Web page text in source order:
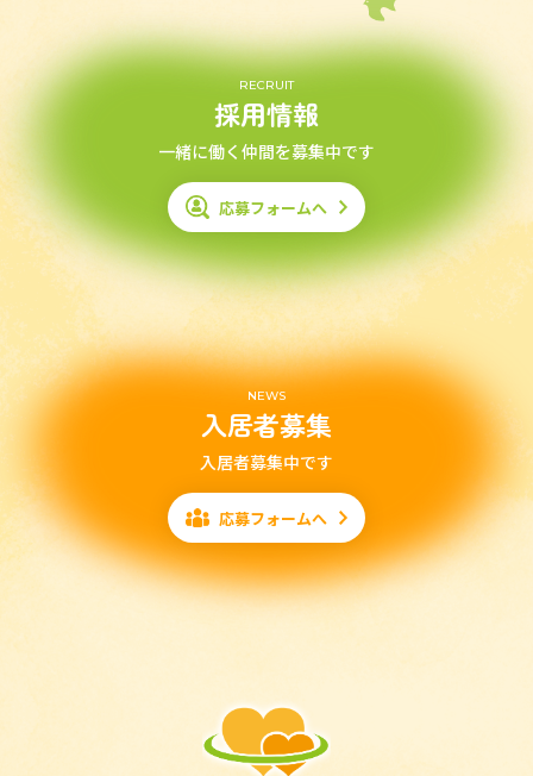
RECRUIT
採用情報
一緒に働く仲間を募集中です
応募フォームへ
NEWS
入居者募集
入居者募集中です
応募フォームへ